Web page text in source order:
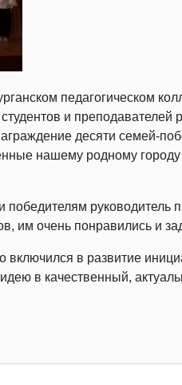
педагогическом
и преподавателей
десяти семей-
нашему родному
руководитель
им очень понравились и
включился в развитие
в качественный,